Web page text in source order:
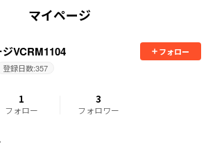
マイページ
VCRM1104
フォロー
登録日数:357
1
フォロー
3
フォロワー